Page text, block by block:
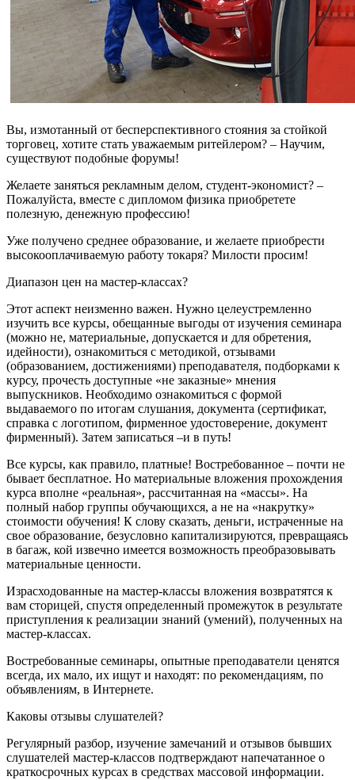
Вы, измотанный от бесперспективного стояния за стойкой
торговец, хотите стать уважаемым ритейлером? – Научим,
существуют подобные форумы!
Желаете заняться рекламным делом, студент-экономист? –
Пожалуйста, вместе с дипломом физика приобретете
полезную, денежную профессию!
Уже получено среднее образование, и желаете приобрести
высокооплачиваемую работу токаря? Милости просим!
Диапазон цен на мастер-классах?
Этот аспект неизменно важен. Нужно целеустремленно
изучить все курсы, обещанные выгоды от изучения семинара
(можно не, материальные, допускается и для обретения,
идейности), ознакомиться с методикой, отзывами
(образованием, достижениями) преподавателя, подборками к
курсу, прочесть доступные «не заказные» мнения
выпускников. Необходимо ознакомиться с формой
выдаваемого по итогам слушания, документа (сертификат,
справка с логотипом, фирменное удостоверение, документ
фирменный). Затем записаться –и в путь!
Все курсы, как правило, платные! Востребованное – почти не
бывает бесплатное. Но материальные вложения прохождения
курса вполне «реальная», рассчитанная на «массы». На
полный набор группы обучающихся, а не на «накрутку»
стоимости обучения! К слову сказать, деньги, истраченные на
свое образование, безусловно капитализируются, превращаясь
в багаж, кой извечно имеется возможность преобразовывать
материальные ценности.
Израсходованные на мастер-классы вложения возвратятся к
вам сторицей, спустя определенный промежуток в результате
приступления к реализации знаний (умений), полученных на
мастер-классах.
Востребованные семинары, опытные преподаватели ценятся
всегда, их мало, их ищут и находят: по рекомендациям, по
объявлениям, в Интернете.
Каковы отзывы слушателей?
Регулярный разбор, изучение замечаний и отзывов бывших
слушателей мастер-классов подтверждают напечатанное о
краткосрочных курсах в средствах массовой информации.